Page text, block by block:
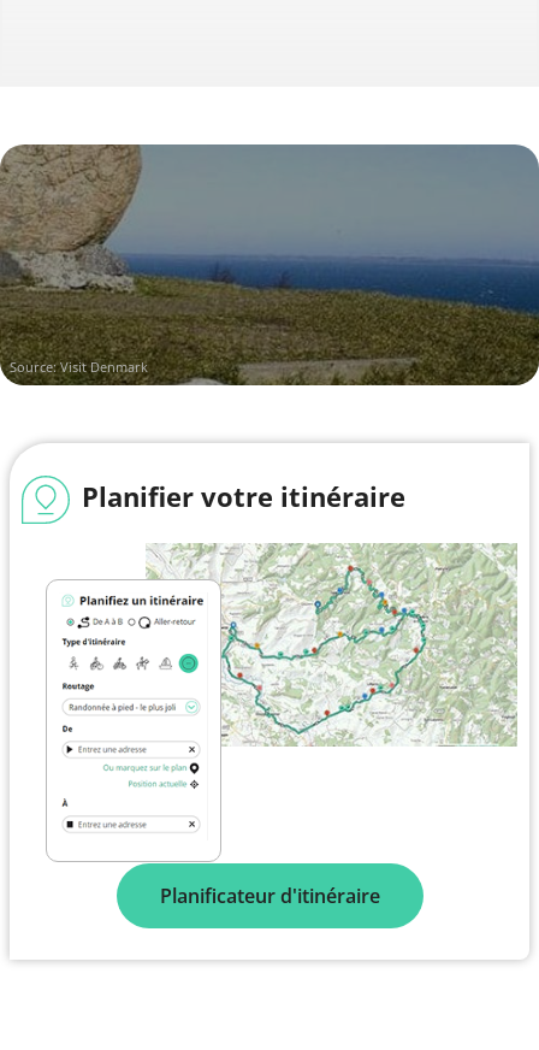
Source:Visit Denmark
Planifier votre itinéraire
Planificateur d'itinéraire